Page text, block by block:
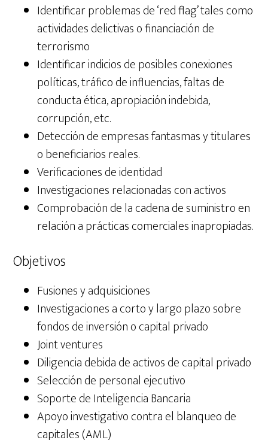
Identificar problemas de ‘red flag’ tales como
actividades delictivas o financiación de
terrorismo
Identificar indicios de posibles conexiones
políticas, tráfico de influencias, faltas de
conducta ética, apropiación indebida,
corrupción, etc.
Detección de empresas fantasmas y titulares
o beneficiarios reales.
Verificaciones de identidad
Investigaciones relacionadas con activos
Comprobación de la cadena de suministro en
relación a prácticas comerciales inapropiadas.
Objetivos
Fusiones y adquisiciones
Investigaciones a corto y largo plazo sobre
fondos de inversión o capital privado
Joint ventures
Diligencia debida de activos de capital privado
Selección de personal ejecutivo
Soporte de Inteligencia Bancaria
Apoyo investigativo contra el blanqueo de
capitales (AML)